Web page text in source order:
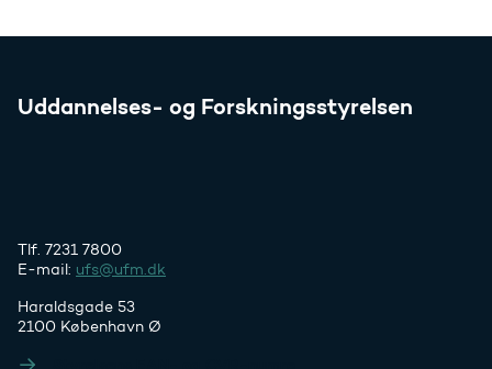
Uddannelses- og Forskningsstyrelsen
Tlf. 7231 7800
E-mail: ufs@ufm.dk
Haraldsgade 53
2100 København Ø